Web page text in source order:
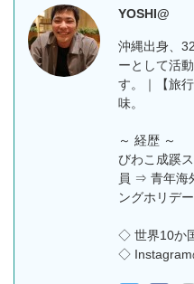
YOSHI@
沖縄出身、
ーとして活
す。｜【旅
味。
～ 経歴 ～
びわこ成蹊
員 ⇒ 青年海
ングホリデ
◇ 世界10か
◇ Instagram